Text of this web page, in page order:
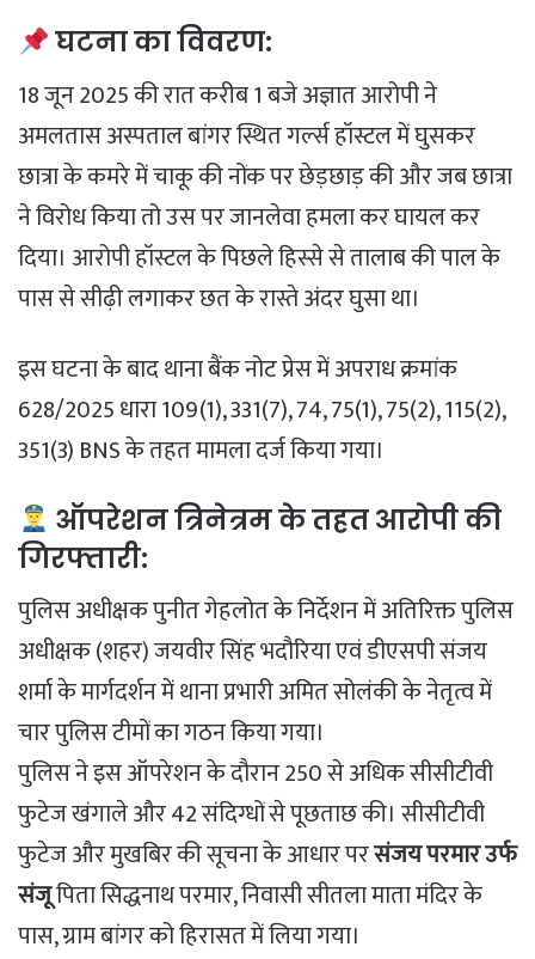
घटना का विवरण:
18 जून 2025 की रात करीब 1 बजे अज्ञात आरोपी ने
अमलतास अस्पताल बांगर स्थित गर्ल्स हॉस्टल में घुसकर
छात्रा के कमरे में चाकू की नोंक पर छेड़छाड़ की और जब छात्रा
ने विरोध किया तो उस पर जानलेवा हमला कर घायल कर
दिया। आरोपी हॉस्टल के पिछले हिस्से से तालाब की पाल के
पास से सीढ़ी लगाकर छत के रास्ते अंदर घुसा था।
इस घटना के बाद थाना बैंक नोट प्रेस में अपराध क्रमांक
628/2025 धारा 109(1), 331(7), 74, 75(1), 75(2), 115(2),
351(3) BNS के तहत मामला दर्ज किया गया।
ऑपरेशन त्रिनेत्रम के तहत आरोपी की
गिरफ्तारी:
पुलिस अधीक्षक पुनीत गेहलोत के निर्देशन में अतिरिक्त पुलिस
अधीक्षक (शहर) जयवीर सिंह भदौरिया एवं डीएसपी संजय
शर्मा के मार्गदर्शन में थाना प्रभारी अमित सोलंकी के नेतृत्व में
चार पुलिस टीमों का गठन किया गया।
पुलिस ने इस ऑपरेशन के दौरान 250 से अधिक सीसीटीवी
फुटेज खंगाले और 42 संदिग्धों से पूछताछ की। सीसीटीवी
फुटेज और मुखबिर की सूचना के आधार परसंजय परमार उर्फ
संजूपिता सिद्धनाथ परमार, निवासी सीतला माता मंदिर के
पास, ग्राम बांगर को हिरासत में लिया गया।